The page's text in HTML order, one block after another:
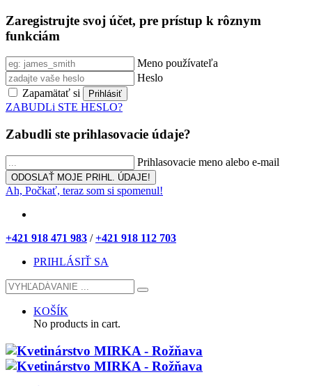
Zaregistrujte svoj účet, pre prístup k rôznym
funkciám
Meno používateľa
Heslo
Zapamätať si
ZABUDLi STE HESLO?
Zabudli ste prihlasovacie údaje?
Prihlasovacie meno alebo e-mail
Ah, Počkať, teraz som si spomenul!
+421 918 471 983 /+421 918 112 703
PRIHLÁSIŤ SA
KOŠÍK
No products in cart.